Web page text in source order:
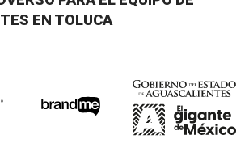
EN TOLUCA